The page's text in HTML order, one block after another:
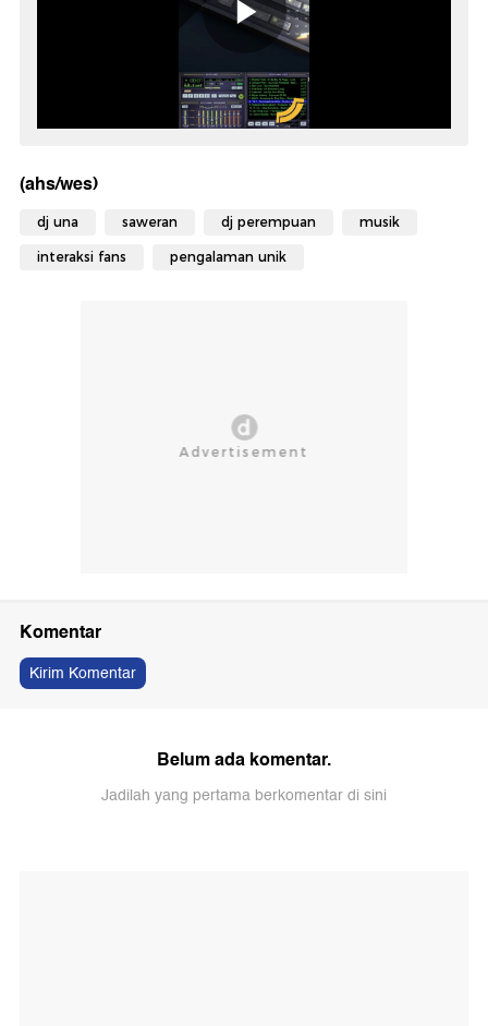
(ahs/wes)
dj una saweran dj perempuan musik
interaksi fans pengalaman unik
Komentar
Kirim Komentar
Belum ada komentar.
Jadilah yang pertama berkomentar di sini